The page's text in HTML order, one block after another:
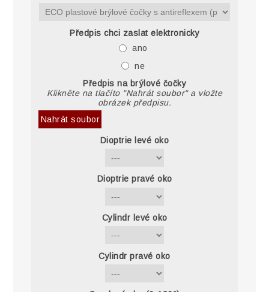
Předpis chci zaslat elektronicky
ano
ne
Předpis na brýlové čočky
Klikněte na tlačíto "Nahrát soubor" a vložte
obrázek předpisu.
Nahrát soubor
Dioptrie levé oko
Dioptrie pravé oko
Cylindr levé oko
Cylindr pravé oko